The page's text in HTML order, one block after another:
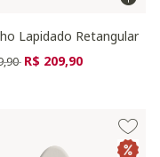
Lapidado Retangular
reduzido de
para
R$ 209,90